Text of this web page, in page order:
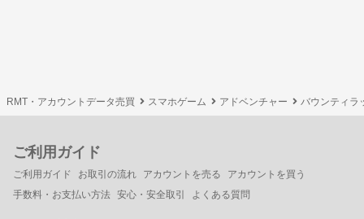
RMT・アカウントデータ売買 スマホゲーム アドベンチャー バウンティラ
ご利用ガイド
ご利用ガイド お取引の流れ アカウントを売る
アカウントを買う
手数料・お支払い方法 安心・安全取引 よくある質問